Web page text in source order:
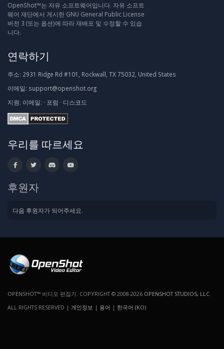
OpenShot™는 자유 소프트웨어입니다. 자유 소프트
웨어 재단에서 게시한 GNU General Public License
버전 3 (또는 옵션)에 따라 재배포 및 수정할 수 있습
니다.
연락하기
주소: 2931 Ridge Rd #101, Rockwall, TX 75032, United States
이메일: support@openshot.org
지원: 이메일: · 포럼 · 디스코드
우리를 따르세요
후원자
다음 후원자가 되어주세요.
OPENSHOT™ 비디오 편집기. COPYRIGHT © 2008-2026 OPENSHOT STUDIOS, LLC.
ALL RIGHTS RESERVED | 개인정보 | 용어 | 한국어 (KO)